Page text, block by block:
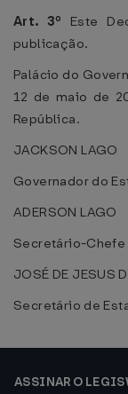
Art. 3º Este
publicação.
Palácio do
12 de maio de
República.
JACKSON LAGO
Governador do
ADERSON LAGO
Secretário-Chefe
JOSÉ DE JESUS
Secretário de
ASSINAR O